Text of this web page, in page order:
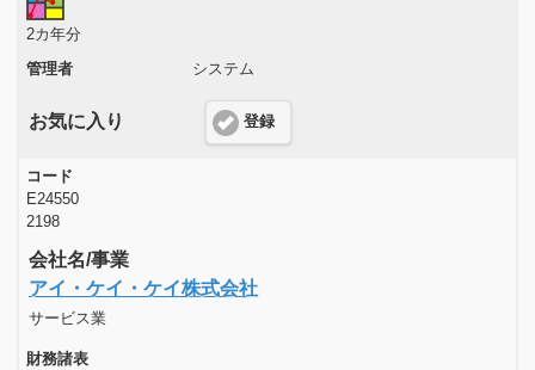
2カ年分
管理者
システム
お気に入り 登録
コード
E24550
2198
会社名/事業
アイ・ケイ・ケイ株式会社
サービス業
財務諸表